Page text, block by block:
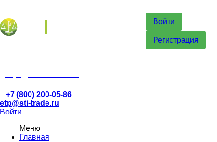
Войти
Регистрация
+7 (800) 200-05-86
etp@sti-trade.ru
Войти
Меню
Главная